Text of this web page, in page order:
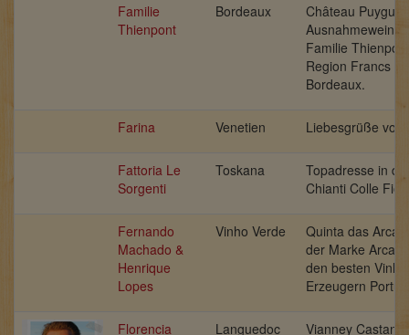
Familie
Thienpont
Bordeaux
Château
Familie
Region Francs –
Bordeaux.
Farina Venetien Liebesgrüße
Fattoria Le
Sorgenti
Toskana
Topadresse in
Chianti Colle
Fernando
Machado &
Henrique
Lopes
Vinho Verde
Quinta das
der Marke Arca
den besten
Erzeugern
Florencia
Languedoc
Vianney Castan,